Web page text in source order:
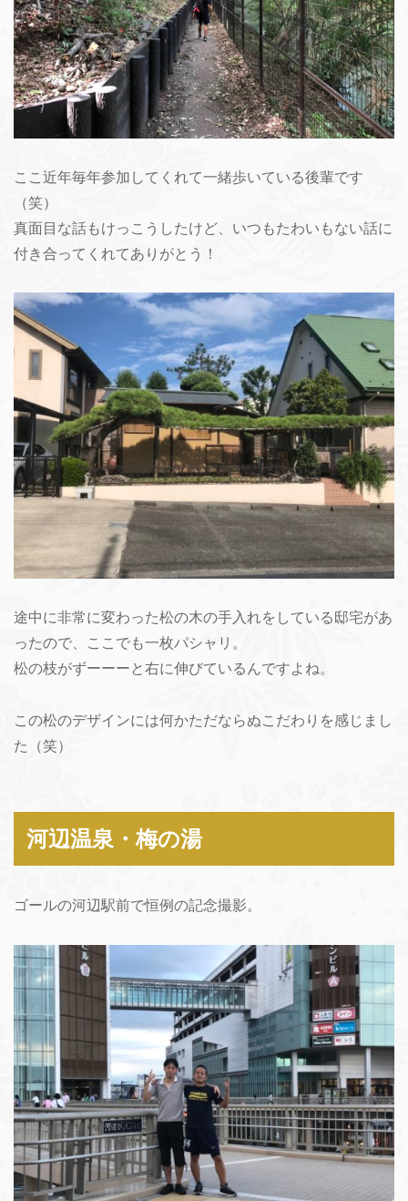
ここ近年毎年参加してくれて一緒歩いている後輩です
（笑）
真面目な話もけっこうしたけど、いつもたわいもない話に
付き合ってくれてありがとう！
途中に非常に変わった松の木の手入れをしている邸宅があ
ったので、ここでも一枚パシャリ。
松の枝がずーーーと右に伸びているんですよね。
この松のデザインには何かただならぬこだわりを感じまし
た（笑）
河辺温泉・梅の湯
ゴールの河辺駅前で恒例の記念撮影。